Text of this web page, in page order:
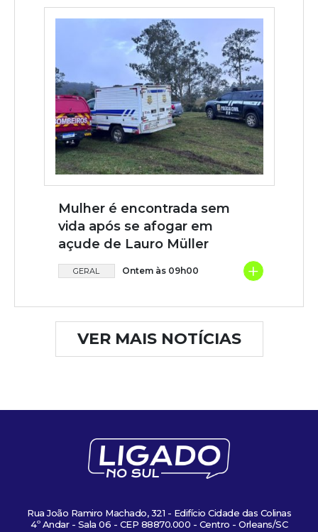
Mulher é encontrada sem
vida após se afogar em
açude de Lauro Müller
GERAL Ontem às 09h00 +
VER MAIS NOTÍCIAS
Rua João Ramiro Machado, 321 - Edifício Cidade das Colinas
4º Andar - Sala 06 - CEP 88870.000 - Centro - Orleans/SC